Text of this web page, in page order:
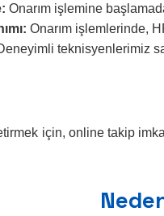
Onarım işlemine
Onarım işlemlerinde,
teknisyenlerimiz
için, online takip